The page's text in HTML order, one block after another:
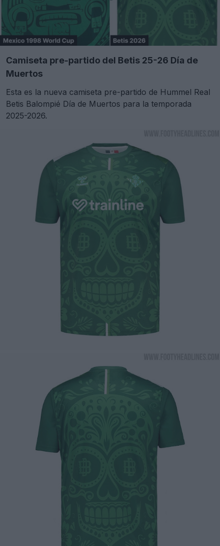
Camiseta pre-partido del Betis 25-26 Día de
Muertos
Esta es la nueva camiseta pre-partido de Hummel Real
Betis Balompié Día de Muertos para la temporada
2025-2026.